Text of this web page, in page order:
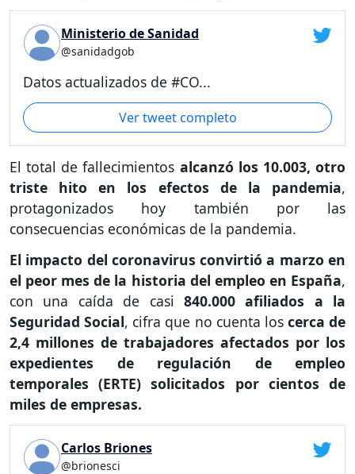
Ministerio de Sanidad
@sanidadgob
Datos actualizados de #CO...
Ver tweet completo
El total de fallecimientos alcanzó los 10.003, otro
triste hito en los efectos de la pandemia,
protagonizados hoy también por las
consecuencias económicas de la pandemia.
El impacto del coronavirus convirtió a marzo en
el peor mes de la historia del empleo en España,
con una caída de casi 840.000 afiliados a la
Seguridad Social, cifra que no cuenta los cerca de
2,4 millones de trabajadores afectados por los
expedientes de regulación de empleo
temporales (ERTE) solicitados por cientos de
miles de empresas.
Carlos Briones
@brionesci